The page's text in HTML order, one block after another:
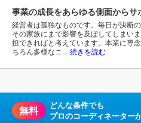
事業の成長をあらゆる側面からサ
経営者は孤独なものです。毎日が決断
その家族にまで影響を及ぼしてしまい
担できればと考えています。本業に専
ちろん多様なニ… 続きを読む
無料
どんな条件でも
プロのコーディネーター